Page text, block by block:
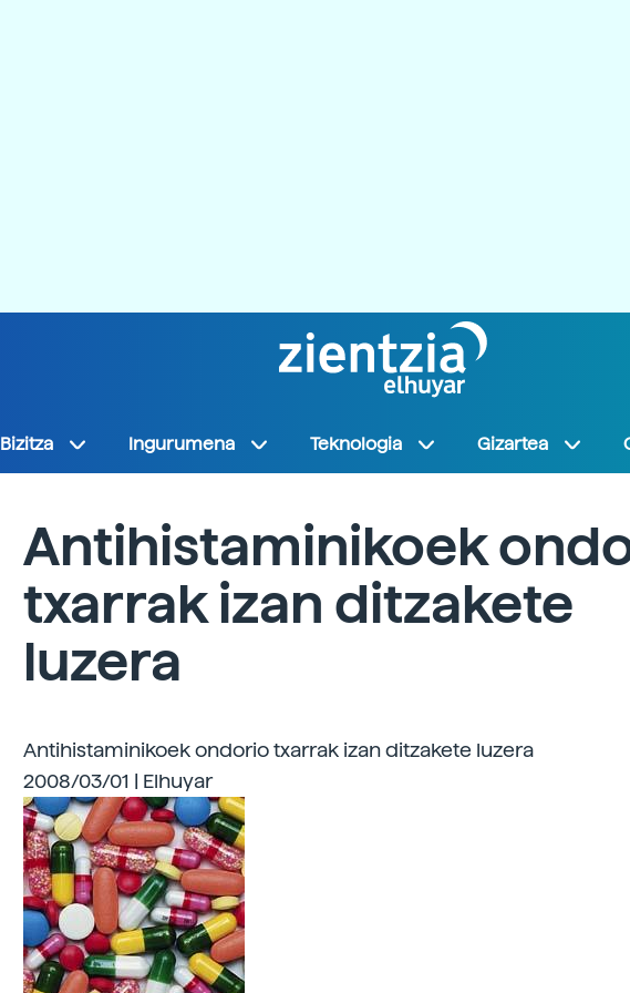
Bizitza Ingurumena Teknologia Gizartea
Antihistaminikoek
txarrak izan ditzakete
luzera
Antihistaminikoek ondorio txarrak izan ditzakete luzera
2008/03/01 | Elhuyar